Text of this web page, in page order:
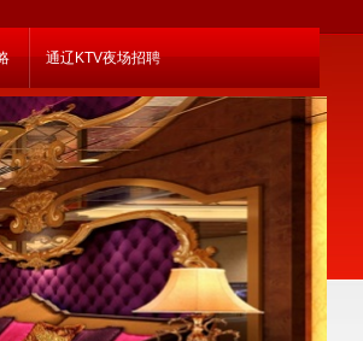
通辽KTV夜场招聘